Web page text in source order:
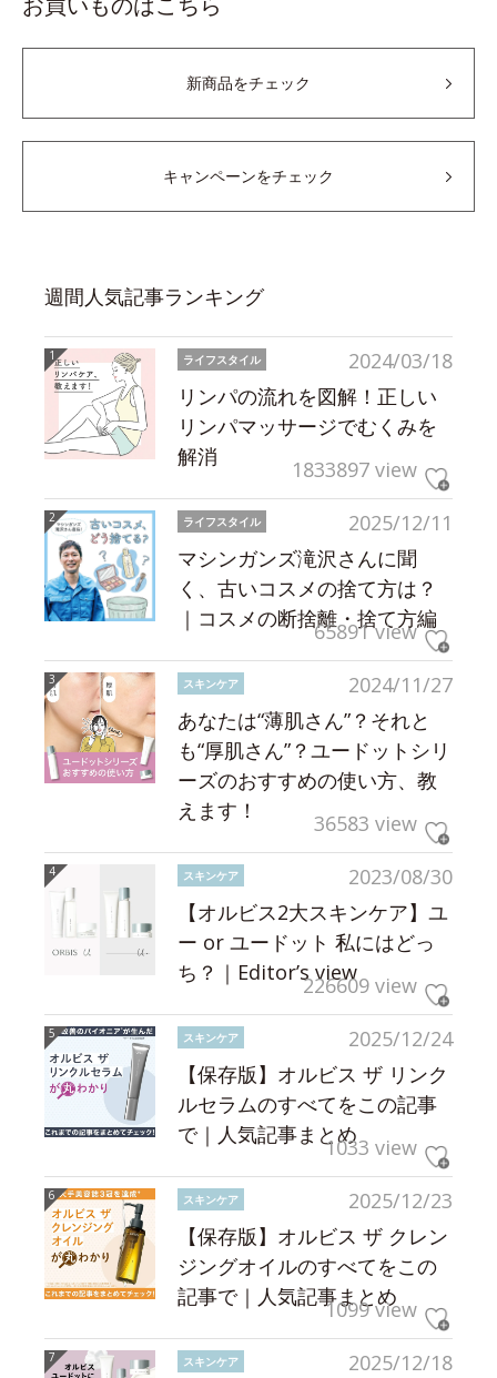
新商品をチェック
キャンペーンをチェック
週間人気記事ランキング
2024/03/18
ライフスタイル
リンパの流れを図解！正しい
リンパマッサージでむくみを
解消
1833897 view
2025/12/11
ライフスタイル
マシンガンズ滝沢さんに聞
く、古いコスメの捨て方は？
｜コスメの断捨離・捨て方編
65891 view
2024/11/27
スキンケア
あなたは“薄肌さん”？それと
も“厚肌さん”？ユードットシリ
ーズのおすすめの使い方、教
えます！
36583 view
2023/08/30
スキンケア
【オルビス2大スキンケア】ユ
ー or ユードット 私にはどっ
ち？｜Editor’s view226609 view
2025/12/24
スキンケア
【保存版】オルビス ザ リンク
ルセラムのすべてをこの記事
で｜人気記事まとめ1033 view
2025/12/23
スキンケア
【保存版】オルビス ザ クレン
ジングオイルのすべてをこの
記事で｜人気記事まとめ
1099 view
2025/12/18
スキンケア